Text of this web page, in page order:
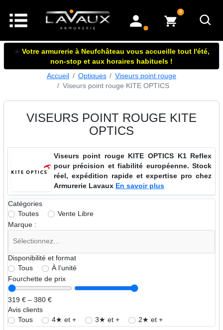
mon compte
0articles dans le panier
☀️ Votre armurerie à Neufchâteau vous accueille tout l'été,
non-stop et aux horaires habituels !
Accueil
Optiques
Viseurs point rouge
Viseurs point rouge KITE OPTICS
VISEURS POINT ROUGE KITE
OPTICS
Viseurs point rouge KITE OPTICS K1 Reflex
pour précision et fiabilité européenne. Stock
réel, expédition rapide et expertise pro chez
Armurerie Lavaux En savoir plus
Catégories
Toutes
Vente Libre
Marque :
Disponibilité et format
Tous
À l’unité
Fourchette de prix
319 € – 380 €
Avis clients
Tous
4★ et + 3★ et + 2★ et +